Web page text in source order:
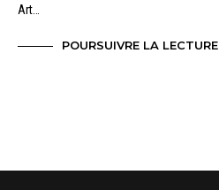
Art…
POURSUIVRE LA LECTURE